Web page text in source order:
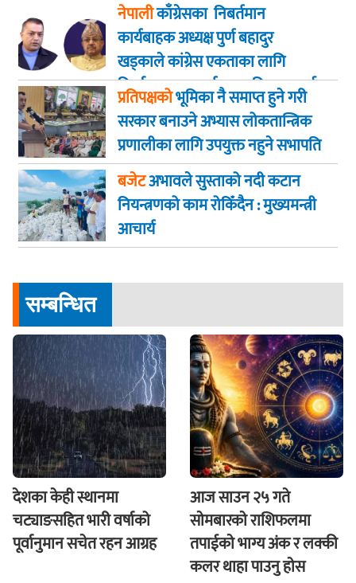
नेपालीकाँग्रेसका निबर्तमान
कार्यबाहक अध्यक्ष पुर्ण बहादुर
खड्काले कांग्रेस एकताका लागि
निर्णायक पहल गर्न सभापति थापालाई
आग्रह
प्रतिपक्षकोभूमिका नै समाप्त हुने गरी
सरकार बनाउने अभ्यास लोकतान्त्रिक
प्रणालीका लागि उपयुक्त नहुने सभापति
गगन कुमार थापा
बजेटअभावले सुस्ताको नदी कटान
नियन्त्रणको काम रोकिँदैन : मुख्यमन्त्री
आचार्य
सम्बन्धित
देशका केही स्थानमा
चट्याङसहित भारी वर्षाको
पूर्वानुमान सचेत रहन आग्रह
आज साउन २५ गते
साेमबारकाे राशिफलमा
तपाईकाे भाग्य अंक र लक्की
कलर थाहा पाउनु हाेस